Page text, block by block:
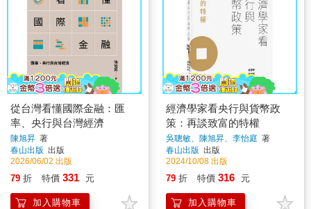
從台灣看懂國際金融：匯
率、央行與台灣經濟
陳旭昇 著
春山出版 出版
2026/06/02 出版
79 折 特價 331 元
加入購物車
經濟學家看央行與貨幣政
策：再談致富的特權
吳聰敏、陳旭昇、李怡庭 著
春山出版 出版
2024/10/08 出版
79 折 特價 316 元
加入購物車